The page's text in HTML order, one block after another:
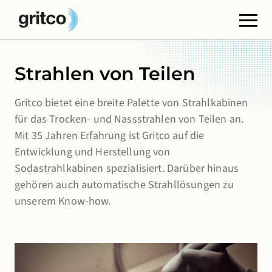
Strahlen von Teilen
Gritco bietet eine breite Palette von Strahlkabinen
für das Trocken- und Nassstrahlen von Teilen an.
Mit 35 Jahren Erfahrung ist Gritco auf die
Entwicklung und Herstellung von
Sodastrahlkabinen spezialisiert. Darüber hinaus
gehören auch automatische Strahllösungen zu
unserem Know-how.
Funktionale Cookies
Diese Cookies sind für das korrekte Funktionieren
der Website erforderlich. Bitte beachten Sie, dass Sie
diese nicht abschalten können.
Cookies von Dritten
Diese Cookies ermöglichen die Einbettung von
Inhalten von Websites Dritter, wie YouTube oder
Vimeo. Die Deaktivierung dieser Cookies kann dazu